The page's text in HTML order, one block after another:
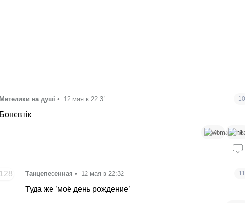
Метелики на душі • 12 мая в 22:31 10
Боневтік
3 1
Танцепесенная • 12 мая в 22:32 11
Туда же ’моё день рождение’